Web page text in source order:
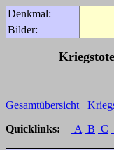
Denkmal:
Bilder:
(Für weitere
Gesamtübersicht
Quicklinks:
A B C